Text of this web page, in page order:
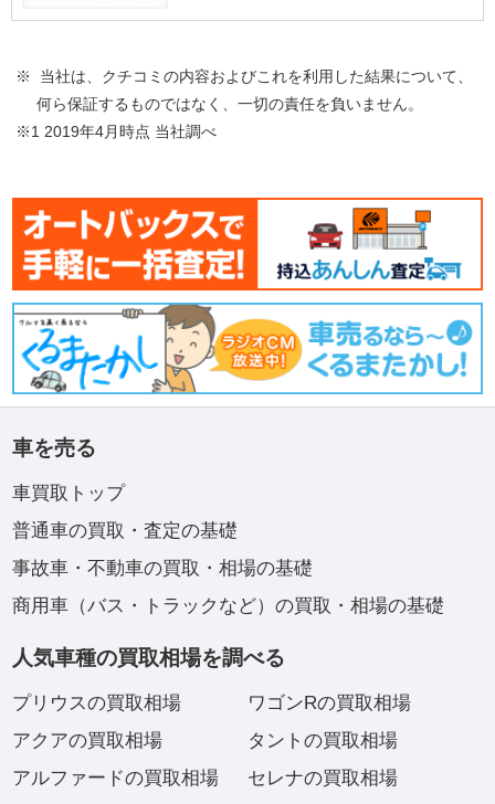
※ 当社は、クチコミの内容およびこれを利用した結果について、
何ら保証するものではなく、一切の責任を負いません。
※1 2019年4月時点 当社調べ
車を売る
車買取トップ
普通車の買取・査定の基礎
事故車・不動車の買取・相場の基礎
商用車（バス・トラックなど）の買取・相場の基礎
人気車種の買取相場を調べる
プリウスの買取相場
アクアの買取相場
アルファードの買取相場
ワゴンRの買取相場
タントの買取相場
セレナの買取相場